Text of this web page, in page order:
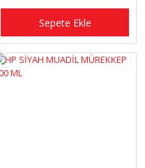
Sepete Ekle